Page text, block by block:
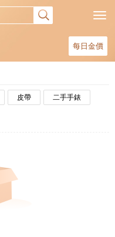
每日金價
皮帶 二手手錶